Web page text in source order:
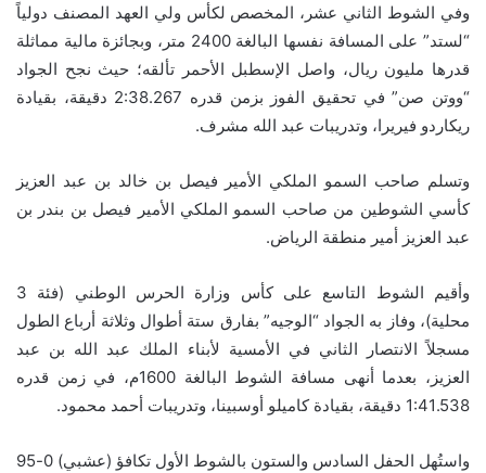
وفي الشوط الثاني عشر، المخصص لكأس ولي العهد المصنف دولياً
“لستد” على المسافة نفسها البالغة 2400 متر، وبجائزة مالية مماثلة
قدرها مليون ريال، واصل الإسطبل الأحمر تألقه؛ حيث نجح الجواد
“ووتن صن” في تحقيق الفوز بزمن قدره 2:38.267​ دقيقة، بقيادة
ريكاردو فيريرا، وتدريبات عبد الله مشرف.
وتسلم صاحب السمو الملكي الأمير فيصل بن خالد بن عبد العزيز
كأسي الشوطين من صاحب السمو الملكي الأمير فيصل بن بندر بن
عبد العزيز أمير منطقة الرياض.
وأقيم الشوط التاسع على كأس وزارة الحرس الوطني (فئة 3
محلية)، وفاز به الجواد “الوجيه” بفارق ستة أطوال وثلاثة أرباع الطول
مسجلاً الانتصار الثاني في الأمسية لأبناء الملك عبد الله بن عبد
العزيز، بعدما أنهى مسافة الشوط البالغة 1600م، في زمن قدره
1:41.538 دقيقة، بقيادة كاميلو أوسبينا، وتدريبات أحمد محمود.
واستُهل الحفل السادس والستون بالشوط الأول تكافؤ (عشبي) 0-95